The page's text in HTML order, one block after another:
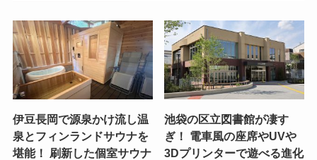
伊豆長岡で源泉かけ流し温
泉とフィンランドサウナを
堪能！ 刷新した個室サウナ
池袋の区立図書館が凄す
ぎ！ 電車風の座席やUVや
3Dプリンターで遊べる進化